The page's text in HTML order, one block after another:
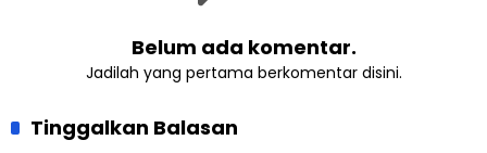
Belum ada komentar.
Jadilah yang pertama berkomentar disini.
Tinggalkan Balasan